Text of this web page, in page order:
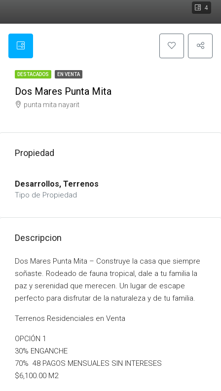
4
DESTACADOS EN VENTA
Dos Mares Punta Mita
punta mita nayarit
Propiedad
Desarrollos, Terrenos
Tipo de Propiedad
Descripcion
Dos Mares Punta Mita – Construye la casa que siempre
soñaste. Rodeado de fauna tropical, dale a tu familia la
paz y serenidad que merecen. Un lugar de escape
perfecto para disfrutar de la naturaleza y de tu familia.
Terrenos Residenciales en Venta
OPCIÓN 1
30% ENGANCHE
70% 48 PAGOS MENSUALES SIN INTERESES
$6,100.00 M2